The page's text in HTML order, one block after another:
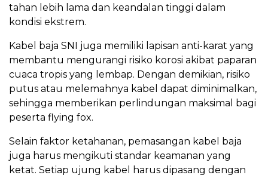
tahan lebih lama dan keandalan tinggi dalam
kondisi ekstrem.
Kabel baja SNI juga memiliki lapisan anti-karat yang
membantu mengurangi risiko korosi akibat paparan
cuaca tropis yang lembap. Dengan demikian, risiko
putus atau melemahnya kabel dapat diminimalkan,
sehingga memberikan perlindungan maksimal bagi
peserta flying fox.
Selain faktor ketahanan, pemasangan kabel baja
juga harus mengikuti standar keamanan yang
ketat. Setiap ujung kabel harus dipasang dengan